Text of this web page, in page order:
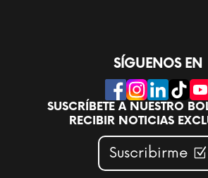
SÍGUENOS EN
SUSCRÍBETE A NUESTRO
RECIBIR NOTICIAS
Suscribirme